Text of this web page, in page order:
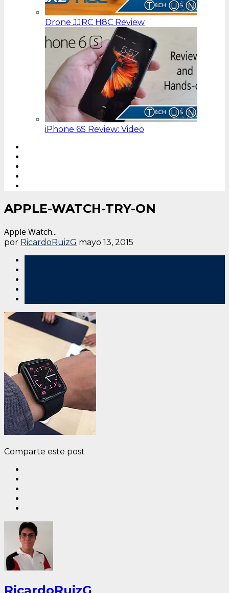
Drone JJRC H8C Review
iPhone 6S Review: Video
APPLE-WATCH-TRY-ON
Apple Watch...
por RicardoRuizG mayo 13, 2015
Comparte este post